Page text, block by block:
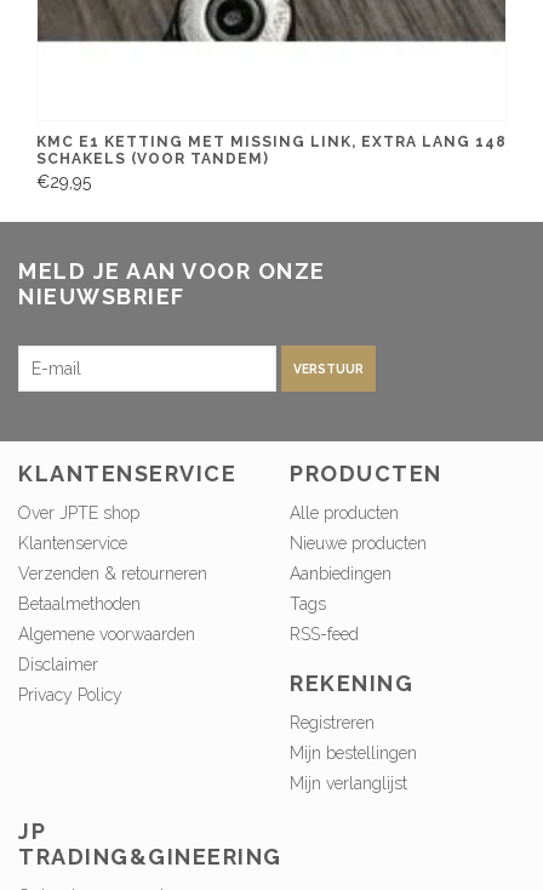
KMC E1 KETTING MET MISSING LINK, EXTRA LANG 148
SCHAKELS (VOOR TANDEM)
€29,95
MELD JE AAN VOOR ONZE
NIEUWSBRIEF
VERSTUUR
KLANTENSERVICE
Over JPTE shop
Klantenservice
Verzenden & retourneren
Betaalmethoden
Algemene voorwaarden
Disclaimer
Privacy Policy
PRODUCTEN
Alle producten
Nieuwe producten
Aanbiedingen
Tags
RSS-feed
REKENING
Registreren
Mijn bestellingen
Mijn verlanglijst
JP
TRADING&GINEERING